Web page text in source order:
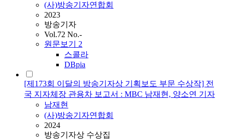
(사)방송기자연합회
2023
방송기자
Vol.72 No.-
원문보기 2
스콜라
DBpia
[제173회 이달의 방송기자상 기획보도 부문 수상작] 전
국 지자체장 관용차 보고서 : MBC 남재현, 양소연 기자
남재현
(사)방송기자연합회
2024
방송기자상 수상집